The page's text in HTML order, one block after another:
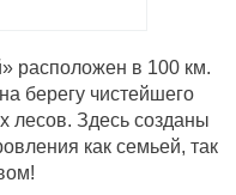
расположен в 100 км.
берегу чистейшего
лесов. Здесь созданы
как семьей, так